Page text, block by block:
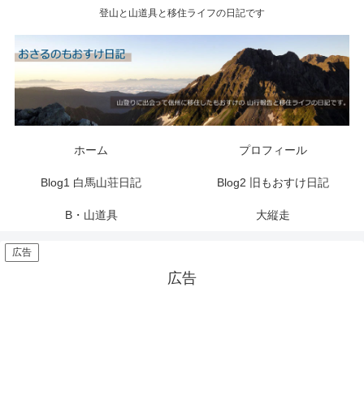
登山と山道具と移住ライフの日記です
ホーム プロフィール
Blog1 白馬山荘日記 Blog2 旧もおすけ日記
B・山道具 大縦走
広告
広告